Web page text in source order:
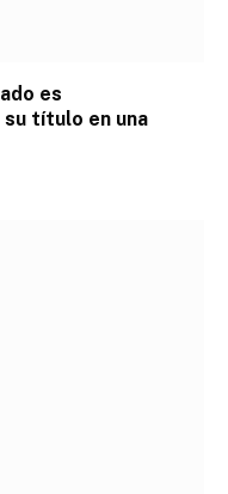
es
título en una